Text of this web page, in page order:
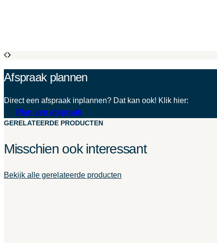
Afspraak plannen
Direct een afspraak inplannen? Dat kan ook! Klik hier:
Plan een afspraak
GERELATEERDE PRODUCTEN
Misschien ook interessant
Bekijk alle gerelateerde producten